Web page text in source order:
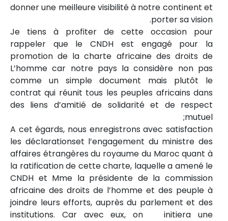
donner une meilleure visibilité à notre continent et
porter sa vision.
Je tiens à profiter de cette occasion pour
rappeler que le CNDH est engagé pour la
promotion de la charte africaine des droits de
L’homme car notre pays la considère non pas
comme un simple document mais plutôt le
contrat qui réunit tous les peuples africains dans
des liens d’amitié de solidarité et de respect
mutuel;
A cet égards, nous enregistrons avec satisfaction
les déclarationset l’engagement du ministre des
affaires étrangères du royaume du Maroc quant à
la ratification de cette charte, laquelle a amené le
CNDH et Mme la présidente de la commission
africaine des droits de l’homme et des peuple à
joindre leurs efforts, auprès du parlement et des
institutions. Car avec eux, on initiera une